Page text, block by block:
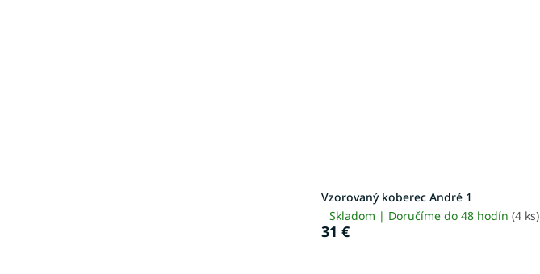
Vzorovaný koberec André 1
Skladom | Doručíme do 48 hodín(4 ks)
31 €